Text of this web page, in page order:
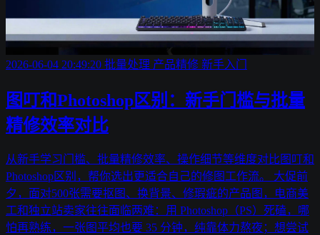
2026-06-04 20:49:20 批量处理 产品精修 新手入门
图叮和Photoshop区别：新手门槛与批量
精修效率对比
从新手学习门槛、批量精修效率、操作细节等维度对比图叮和
Photoshop区别，帮你选出更适合自己的修图工作流。 大促前
夕，面对500张需要抠图、换背景、修瑕疵的产品图，电商美
工和独立站卖家往往面临两难：用 Photoshop（PS）死磕，哪
怕再熟练，一张图平均也要 35 分钟，纯靠体力熬夜；想尝试